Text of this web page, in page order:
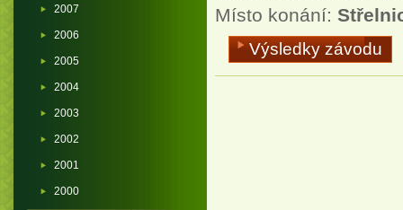
Místo konání:
Výsledky závodu
2007
2006
2005
2004
2003
2002
2001
2000